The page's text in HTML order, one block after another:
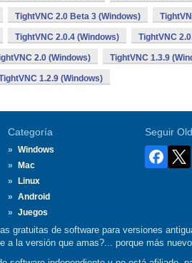
TightVNC 2.0 Beta 3 (Windows)
TightVNC 2.0.4 (Windows) TightVNC
2.0 (Windows) TightVNC 1.3.9
1.2.9 (Windows)
Categoría
Windows
Mac
Linux
Android
Juegos
Seguir
gratuitas de software para versiones
a la versión que amas?... porque más